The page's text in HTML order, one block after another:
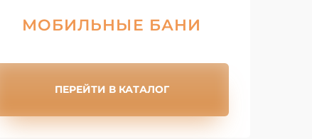
МОБИЛЬНЫЕ БАНИ
ПЕРЕЙТИ В КАТАЛОГ